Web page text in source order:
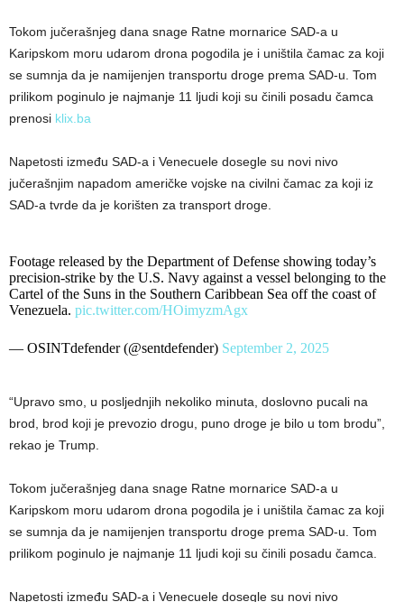
Tokom jučerašnjeg dana snage Ratne mornarice SAD-a u
Karipskom moru udarom drona pogodila je i uništila čamac za koji
se sumnja da je namijenjen transportu droge prema SAD-u. Tom
prilikom poginulo je najmanje 11 ljudi koji su činili posadu čamca
prenosi klix.ba
Napetosti između SAD-a i Venecuele dosegle su novi nivo
jučerašnjim napadom američke vojske na civilni čamac za koji iz
SAD-a tvrde da je korišten za transport droge.
Footage released by the Department of Defense showing today’s
precision-strike by the U.S. Navy against a vessel belonging to the
Cartel of the Suns in the Southern Caribbean Sea off the coast of
Venezuela. pic.twitter.com/HOimyzmAgx
— OSINTdefender (@sentdefender) September 2, 2025
“Upravo smo, u posljednjih nekoliko minuta, doslovno pucali na
brod, brod koji je prevozio drogu, puno droge je bilo u tom brodu”,
rekao je Trump.
Tokom jučerašnjeg dana snage Ratne mornarice SAD-a u
Karipskom moru udarom drona pogodila je i uništila čamac za koji
se sumnja da je namijenjen transportu droge prema SAD-u. Tom
prilikom poginulo je najmanje 11 ljudi koji su činili posadu čamca.
Napetosti između SAD-a i Venecuele dosegle su novi nivo